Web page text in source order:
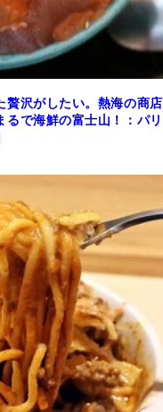
贅沢がしたい。熱海の商店
で海鮮の富士山！：パリ